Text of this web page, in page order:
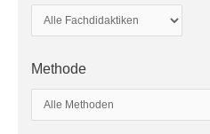
Methode